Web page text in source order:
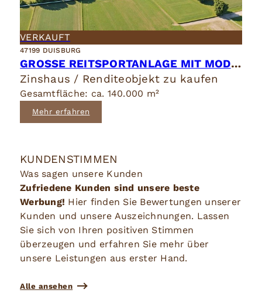
VERKAUFT
47199 DUISBURG
GROSSE REITSPORTANLAGE MIT MODERNSTEM MEDIZINISCHEM VERSORGUNGSZENTRUM
Zinshaus / Renditeobjekt zu kaufen
Gesamtfläche: ca. 140.000 m²
Mehr erfahren
KUNDENSTIMMEN
Was sagen unsere Kunden
Zufriedene Kunden sind unsere beste
Werbung! Hier finden Sie Bewertungen unserer
Kunden und unsere Auszeichnungen. Lassen
Sie sich von Ihren positiven Stimmen
überzeugen und erfahren Sie mehr über
unsere Leistungen aus erster Hand.
Alle ansehen